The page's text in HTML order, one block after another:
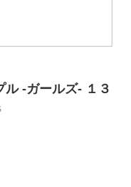
ル -ガールズ- １３